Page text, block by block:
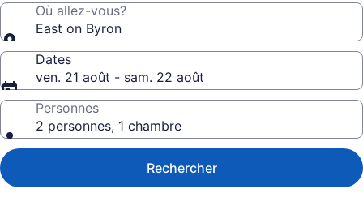
Où allez-vous?
East on Byron
Dates
ven. 21 août - sam. 22 août
Personnes
2 personnes, 1 chambre
Rechercher